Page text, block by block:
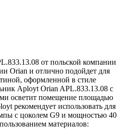
от польской компании
Orian и отлично подойдет для
оформленной в стиле
Aployt Orian APL.833.13.08 с
осветит помещение площадью
рекомендует использовать для
с цоколем G9 и мощностью 40
материалов: